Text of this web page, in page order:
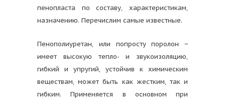
пенопласта по составу, характеристикам,
назначению. Перечислим самые известные.
Пенополиуретан, или попросту поролон −
имеет высокую тепло- и звукоизоляцию,
гибкий и упругий, устойчив к химическим
веществам, может быть как жестким, так и
гибким. Применяется в основном при